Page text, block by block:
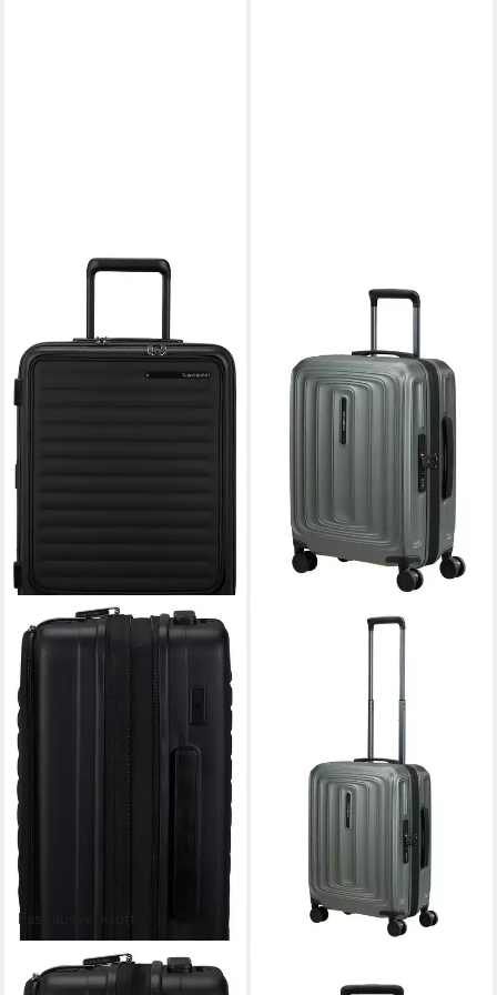
Fast ausverkauft
SAMSONITE
Hartschalen-Trolley
Hartschalen-Trolley